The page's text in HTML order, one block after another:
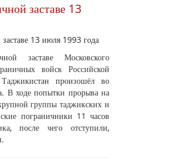
заставе 13
заставе Московского
войск Российской
произошёл во
В ходе попытки прорыва на
группы таджикских и
пограничники 11 часов
после чего отступили,